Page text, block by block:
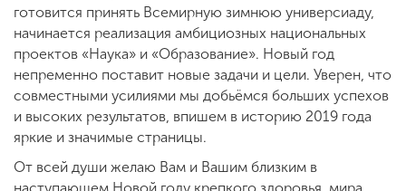
готовится принять Всемирную зимнюю универсиаду,
начинается реализация амбициозных национальных
проектов «Наука» и «Образование». Новый год
непременно поставит новые задачи и цели. Уверен, что
совместными усилиями мы добьёмся больших успехов
и высоких результатов, впишем в историю 2019 года
яркие и значимые страницы.
От всей души желаю Вам и Вашим близким в